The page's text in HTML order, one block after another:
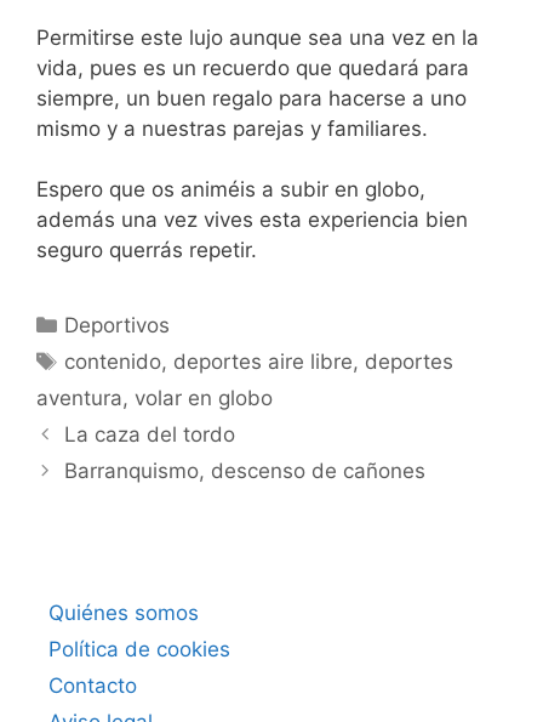
Permitirse este lujo aunque sea una vez en la
vida, pues es un recuerdo que quedará para
siempre, un buen regalo para hacerse a uno
mismo y a nuestras parejas y familiares.
Espero que os animéis a subir en globo,
además una vez vives esta experiencia bien
seguro querrás repetir.
Categorías
Deportivos
Etiquetas
contenido, deportes aire libre, deportes
aventura, volar en globo
La caza del tordo
Barranquismo, descenso de cañones
Quiénes somos
Política de cookies
Contacto